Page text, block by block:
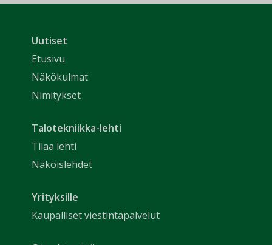
Uutiset
Etusivu
Näkökulmat
Nimitykset
Talotekniikka-lehti
Tilaa lehti
Näköislehdet
Yrityksille
Kaupalliset viestintäpalvelut